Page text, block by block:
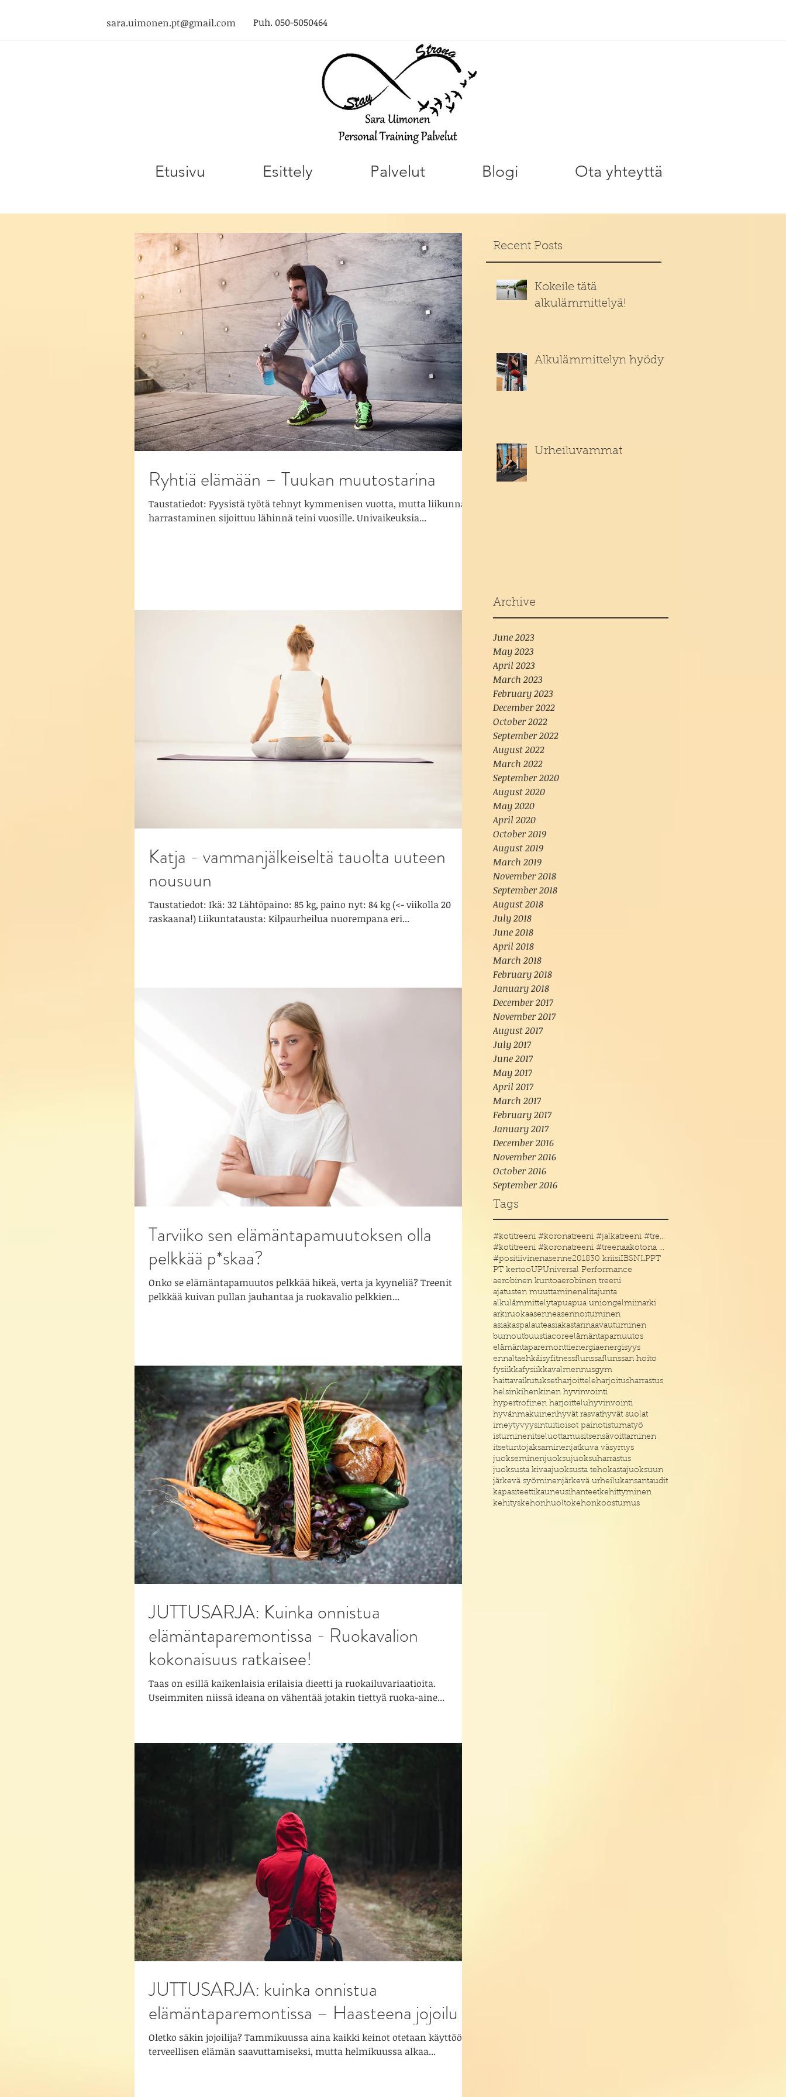
sara.uimonen.pt@gmail.com Puh. 050-5050464
Etusivu Esittely Palvelut Blogi Ota yhteyttä
Recent Posts
Kokeile tätä
alkulämmittelyä!
Alkulämmittelyn hyödyt
Urheiluvammat
Archive
June 2023
May 2023
April 2023
March 2023
February 2023
December 2022
October 2022
September 2022
August 2022
March 2022
September 2020
August 2020
May 2020
April 2020
October 2019
August 2019
March 2019
November 2018
September 2018
August 2018
July 2018
June 2018
April 2018
March 2018
February 2018
January 2018
December 2017
November 2017
August 2017
July 2017
June 2017
May 2017
April 2017
March 2017
February 2017
January 2017
December 2016
November 2016
October 2016
September 2016
Tags
#kotitreeni #koronatreeni #jalkatreeni #treenakoto
#kotitreeni #koronatreeni #treenaakotona #treenaau
#positiivinenasenne201830 kriisiIBSNLPPT
PT kertooUPUniversal Performance
aerobinen kuntoaerobinen treeni
ajatusten muuttaminenalitajunta
alkulämmittelytapuapua uniongelmiinarki
arkiruokaasenneasennoituminen
asiakaspalauteasiakastarinaavautuminen
burnoutbuustiacoreelämäntapamuutos
elämäntaparemonttienergiaenergisyys
ennaltaehkäisyfitnessflunssaflunssan hoito
fysiikkafysiikkavalmennusgym
haittavaikutuksetharjoitteleharjoitusharrastus
helsinkihenkinen hyvinvointi
hypertrofinen harjoitteluhyvinvointi
hyvänmakuinenhyvät rasvathyvät suolat
imeytyvyysintuitioisot painotistumatyö
istuminenitseluottamusitsensävoittaminen
itsetuntojaksaminenjatkuva väsymys
juokseminenjuoksujuoksuharrastus
juoksusta kivaajuoksusta tehokastajuoksuun
järkevä syöminenjärkevä urheilukansantaudit
kapasiteettikauneusihanteetkehittyminen
kehityskehonhuoltokehonkoostumus
Ryhtiä elämään – Tuukan muutostarina
Taustatiedot: Fyysistä työtä tehnyt kymmenisen vuotta, mutta liikunnan
harrastaminen sijoittuu lähinnä teini vuosille. Univaikeuksia...
Katja - vammanjälkeiseltä tauolta uuteen
nousuun
Taustatiedot: Ikä: 32 Lähtöpaino: 85 kg, paino nyt: 84 kg (<- viikolla 20
raskaana!) Liikuntatausta: Kilpaurheilua nuorempana eri...
Tarviiko sen elämäntapamuutoksen olla
pelkkää p*skaa?
Onko se elämäntapamuutos pelkkää hikeä, verta ja kyyneliä? Treenit
pelkkää kuivan pullan jauhantaa ja ruokavalio pelkkien...
JUTTUSARJA: Kuinka onnistua
elämäntaparemontissa - Ruokavalion
kokonaisuus ratkaisee!
Taas on esillä kaikenlaisia erilaisia dieetti ja ruokailuvariaatioita.
Useimmiten niissä ideana on vähentää jotakin tiettyä ruoka-aine...
JUTTUSARJA: kuinka onnistua
elämäntaparemontissa – Haasteena jojoilu
Oletko säkin jojoilija? Tammikuussa aina kaikki keinot otetaan käyttöön
terveellisen elämän saavuttamiseksi, mutta helmikuussa alkaa...